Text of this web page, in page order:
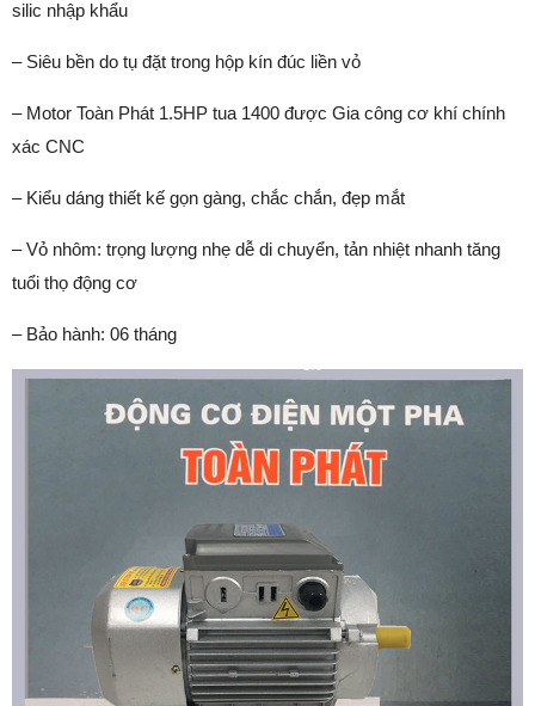
silic nhập khẩu
– Siêu bền do tụ đặt trong hộp kín đúc liền vỏ
– Motor Toàn Phát 1.5HP tua 1400 được Gia công cơ khí chính
xác CNC
– Kiểu dáng thiết kế gọn gàng, chắc chắn, đẹp mắt
– Vỏ nhôm: trọng lượng nhẹ dễ di chuyển, tản nhiệt nhanh tăng
tuổi thọ động cơ
– Bảo hành: 06 tháng